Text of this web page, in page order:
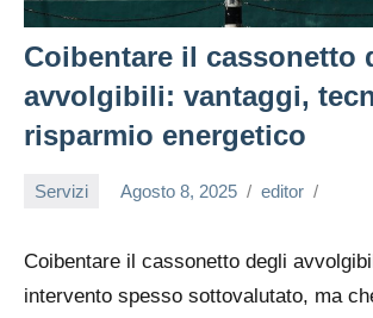
Coibentare il cassonetto
avvolgibili: vantaggi,
risparmio energetico
Servizi Agosto 8, 2025 editor
Coibentare il cassonetto degli
intervento spesso sottovalutato, ma